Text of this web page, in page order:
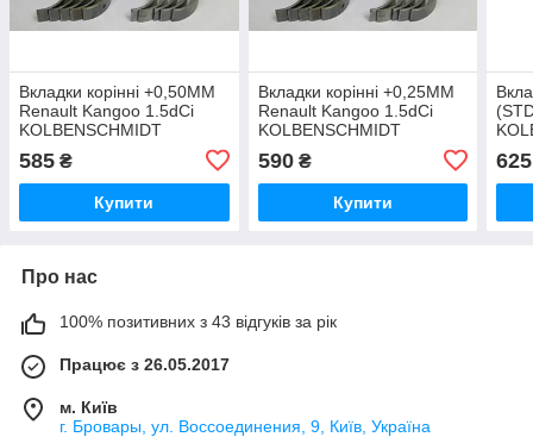
Вкладки корінні +0,50MM
Renault Kangoo 1.5dCi
KOLBENSCHMIDT
585 ₴
Купити
Вкладки корінні +0,25MM
Renault Kangoo 1.5dCi
KOLBENSCHMIDT
590₴
Купити
625
Про нас
100% позитивних з 43 відгуків за рік
Працює з 26.05.2017
м. Київ
г. Бровары, ул. Воссоединения, 9, Київ, Україна